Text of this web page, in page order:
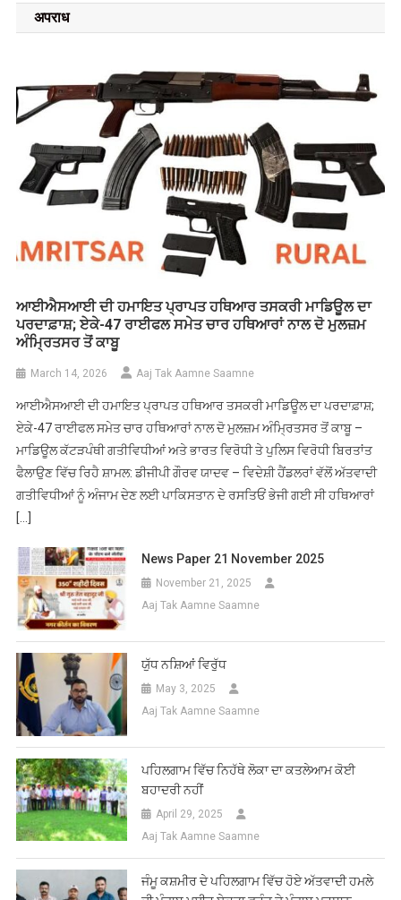
अपराध
ਆਈਐਸਆਈ ਦੀ ਹਮਾਇਤ ਪ੍ਰਾਪਤ ਹਥਿਆਰ ਤਸਕਰੀ ਮਾਡਿਊਲ ਦਾ
ਪਰਦਾਫ਼ਾਸ਼; ਏਕੇ-47 ਰਾਈਫਲ ਸਮੇਤ ਚਾਰ ਹਥਿਆਰਾਂ ਨਾਲ ਦੋ ਮੁਲਜ਼ਮ
ਅੰਮ੍ਰਿਤਸਰ ਤੋਂ ਕਾਬੂ
March 14, 2026 Aaj Tak Aamne Saamne
ਆਈਐਸਆਈ ਦੀ ਹਮਾਇਤ ਪ੍ਰਾਪਤ ਹਥਿਆਰ ਤਸਕਰੀ ਮਾਡਿਊਲ ਦਾ ਪਰਦਾਫ਼ਾਸ਼;
ਏਕੇ-47 ਰਾਈਫਲ ਸਮੇਤ ਚਾਰ ਹਥਿਆਰਾਂ ਨਾਲ ਦੋ ਮੁਲਜ਼ਮ ਅੰਮ੍ਰਿਤਸਰ ਤੋਂ ਕਾਬੂ –
ਮਾਡਿਊਲ ਕੱਟੜਪੰਥੀ ਗਤੀਵਿਧੀਆਂ ਅਤੇ ਭਾਰਤ ਵਿਰੋਧੀ ਤੇ ਪੁਲਿਸ ਵਿਰੋਧੀ ਬਿਰਤਾਂਤ
ਫੈਲਾਉਣ ਵਿੱਚ ਰਿਹੈ ਸ਼ਾਮਲ: ਡੀਜੀਪੀ ਗੌਰਵ ਯਾਦਵ – ਵਿਦੇਸ਼ੀ ਹੈਂਡਲਰਾਂ ਵੱਲੋਂ ਅੱਤਵਾਦੀ
ਗਤੀਵਿਧੀਆਂ ਨੂੰ ਅੰਜਾਮ ਦੇਣ ਲਈ ਪਾਕਿਸਤਾਨ ਦੇ ਰਸਤਿਓਂ ਭੇਜੀ ਗਈ ਸੀ ਹਥਿਆਰਾਂ
[…]
News Paper 21 November 2025
November 21, 2025
Aaj Tak Aamne Saamne
ਯੁੱਧ ਨਸ਼ਿਆਂ ਵਿਰੁੱਧ
May 3, 2025
Aaj Tak Aamne Saamne
ਪਹਿਲਗਾਮ ਵਿੱਚ ਨਿਹੱਥੇ ਲੋਕਾ ਦਾ ਕਤਲੇਆਮ ਕੋਈ
ਬਹਾਦਰੀ ਨਹੀਂ
April 29, 2025
Aaj Tak Aamne Saamne
ਜੰਮੂ ਕਸ਼ਮੀਰ ਦੇ ਪਹਿਲਗਾਮ ਵਿੱਚ ਹੋਏ ਅੱਤਵਾਦੀ ਹਮਲੇ